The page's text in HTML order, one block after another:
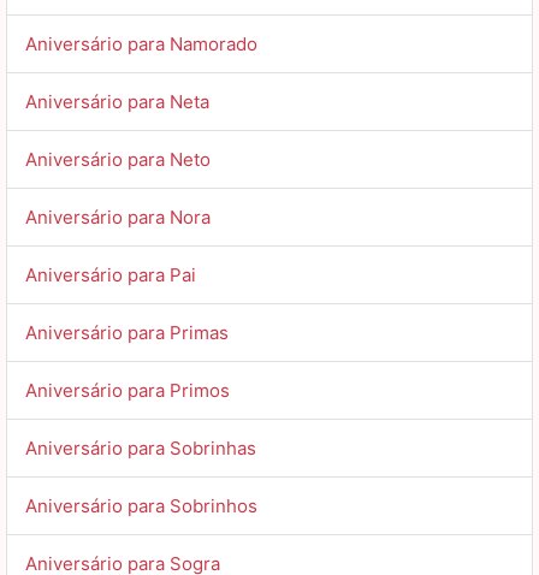
Aniversário para Namorado
Aniversário para Neta
Aniversário para Neto
Aniversário para Nora
Aniversário para Pai
Aniversário para Primas
Aniversário para Primos
Aniversário para Sobrinhas
Aniversário para Sobrinhos
Aniversário para Sogra